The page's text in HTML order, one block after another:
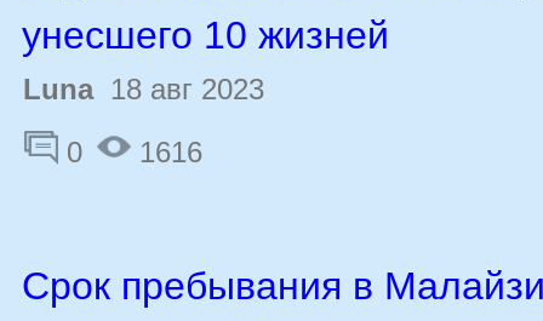
унесшего 10 жизней
Luna18 авг 2023
0
1616
Срок пребывания в